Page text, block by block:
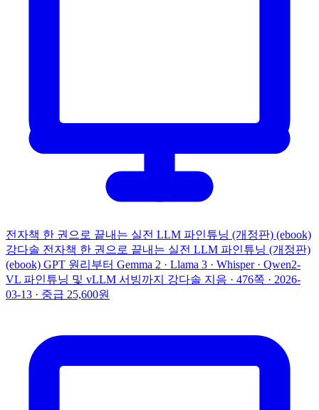
전자책 한 권으로 끝내는 실전 LLM 파인튜닝 (개정판) (ebook)
강다솔 전자책 한 권으로 끝내는 실전 LLM 파인튜닝 (개정판)
(ebook) GPT 원리부터 Gemma 2 · Llama 3 · Whisper · Qwen2-
VL 파인튜닝 및 vLLM 서빙까지
강다솔 지음 · 476쪽 · 2026-
03-13 · 중급 25,600원